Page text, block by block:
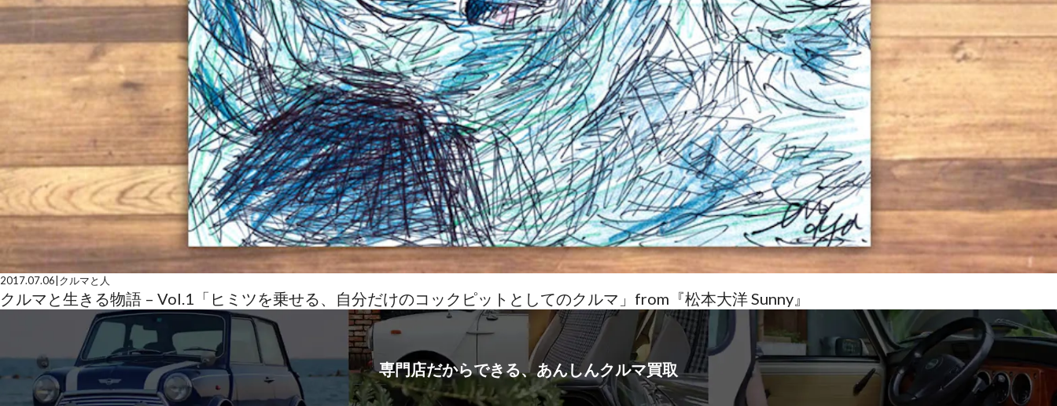
2017.07.06 クルマと人
クルマと生きる物語 – Vol.1「ヒミツを乗せる、自分だけのコックピットとしてのクルマ」from『松本大洋 Sunny』
専門店だからできる、あんしんクルマ買取